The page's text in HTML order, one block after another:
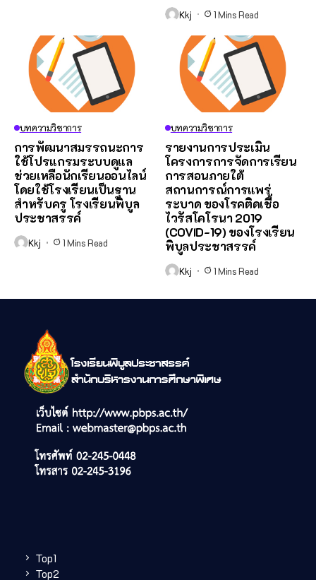
Kkj 1 Mins Read
บทความวิชาการ
การพัฒนาสมรรถนะการ
ใช้โปรแกรมระบบดูแล
ช่วยเหลือนักเรียนออนไลน์
โดยใช้โรงเรียนเป็นฐาน
สำหรับครู โรงเรียนพิบูล
ประชาสรรค์
Kkj 1 Mins Read
บทความวิชาการ
รายงานการประเมิน
โครงการการจัดการเรียน
การสอนภายใต้
สถานการณ์การแพร่
ระบาด ของโรคติดเชื้อ
ไวรัสโคโรนา 2019
(COVID-19) ของโรงเรียน
พิบูลประชาสรรค์
Kkj 1 Mins Read
Top1
Top2